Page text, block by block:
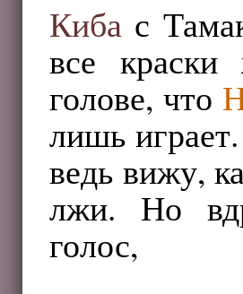
На
Киба с
все
голове, что
лишь
ведь вижу,
лжи. Но
голос,